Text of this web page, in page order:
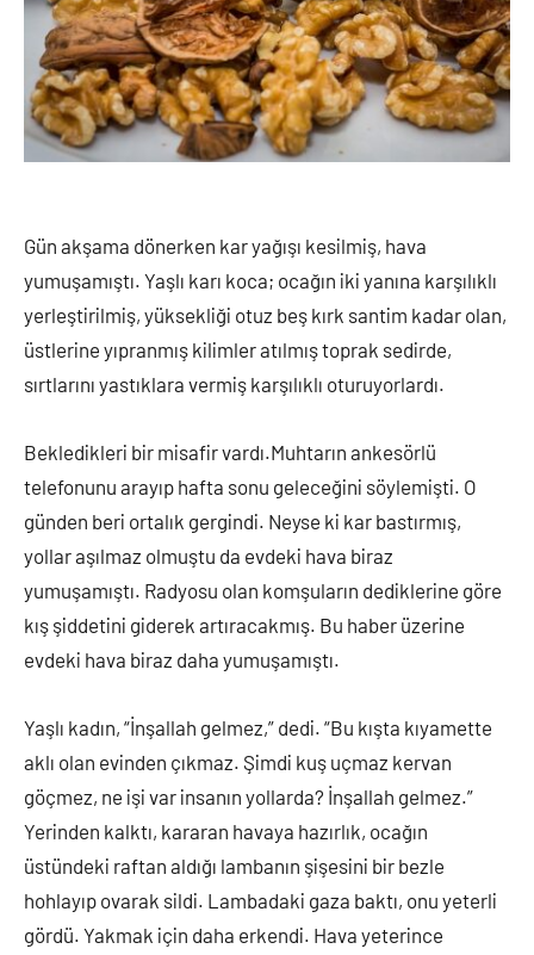
Gün akşama dönerken kar yağışı kesilmiş, hava
yumuşamıştı. Yaşlı karı koca; ocağın iki yanına karşılıklı
yerleştirilmiş, yüksekliği otuz beş kırk santim kadar olan,
üstlerine yıpranmış kilimler atılmış toprak sedirde,
sırtlarını yastıklara vermiş karşılıklı oturuyorlardı.
Bekledikleri bir misafir vardı.Muhtarın ankesörlü
telefonunu arayıp hafta sonu geleceğini söylemişti. O
günden beri ortalık gergindi. Neyse ki kar bastırmış,
yollar aşılmaz olmuştu da evdeki hava biraz
yumuşamıştı. Radyosu olan komşuların dediklerine göre
kış şiddetini giderek artıracakmış. Bu haber üzerine
evdeki hava biraz daha yumuşamıştı.
Yaşlı kadın, “İnşallah gelmez,” dedi. “Bu kışta kıyamette
aklı olan evinden çıkmaz. Şimdi kuş uçmaz kervan
göçmez, ne işi var insanın yollarda? İnşallah gelmez.”
Yerinden kalktı, kararan havaya hazırlık, ocağın
üstündeki raftan aldığı lambanın şişesini bir bezle
hohlayıp ovarak sildi. Lambadaki gaza baktı, onu yeterli
gördü. Yakmak için daha erkendi. Hava yeterince